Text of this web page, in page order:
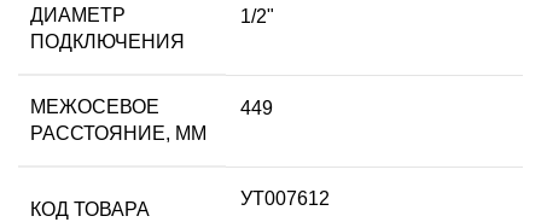
ДИАМЕТР
ПОДКЛЮЧЕНИЯ
1/2"
МЕЖОСЕВОЕ
РАССТОЯНИЕ, ММ
449
КОД ТОВАРА
УТ007612